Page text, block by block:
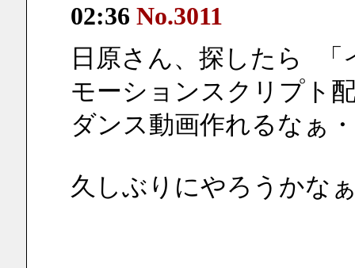
02:36 No.3011
日原さん、探したら
モーションスクリプト
ダンス動画作れるなぁ
久しぶりにやろうかな